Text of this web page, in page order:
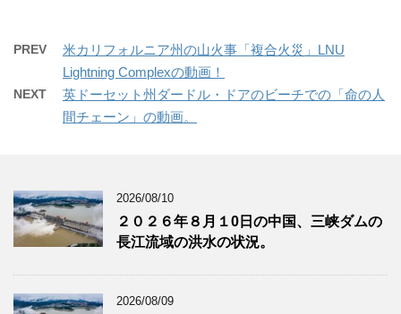
PREV
米カリフォルニア州の山火事「複合火災」LNU
Lightning Complexの動画！
NEXT
英ドーセット州ダードル・ドアのビーチでの「命の人
間チェーン」の動画。
2026/08/10
２０２６年８月１0日の中国、三峡ダムの
長江流域の洪水の状況。
2026/08/09